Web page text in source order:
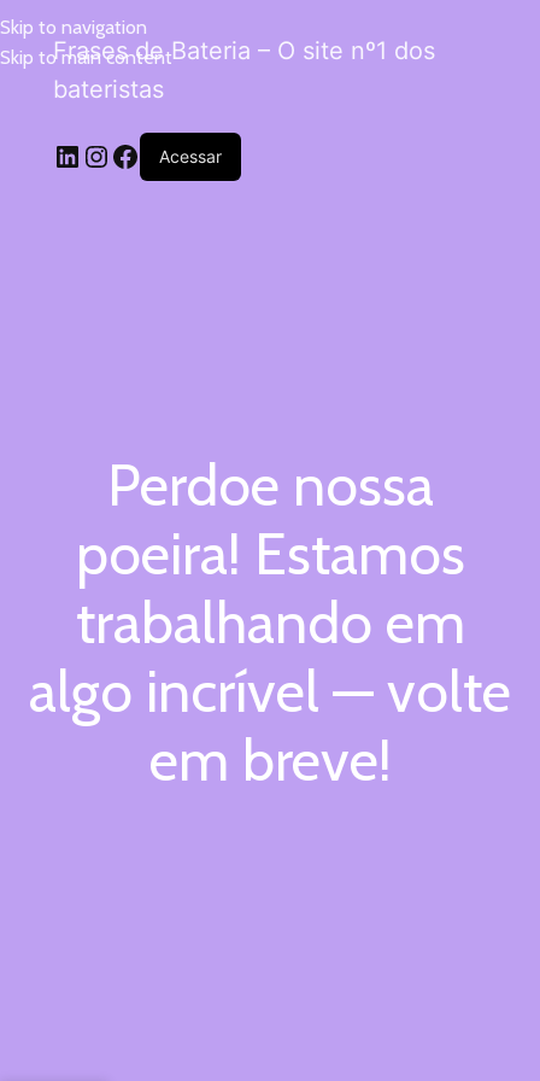
Skip to navigation
Skip to main content
Frases de Bateria – O site nº1 dos
bateristas
Acessar
Perdoe nossa
poeira! Estamos
trabalhando em
algo incrível — volte
em breve!